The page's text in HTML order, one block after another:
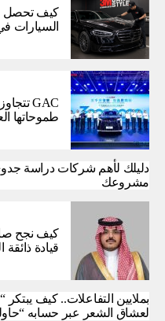
كيف تحصل
السيارات
طموحاتها
دليلك لأهم شركات دراسة
مشروعك
كيف نجح
قيادة
بملايين التفاعلات.. كيف
لعشاق الشعر عبر حسابه